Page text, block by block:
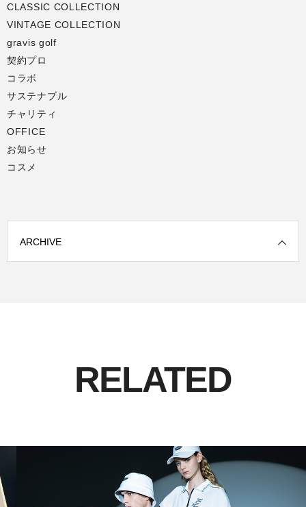
CLASSIC COLLECTION
VINTAGE COLLECTION
gravis golf
契約プロ
コラボ
サステナブル
チャリティ
OFFICE
お知らせ
コスメ
ARCHIVE
RELATED